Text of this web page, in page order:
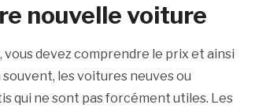
nouvelle voiture
devez comprendre le prix et ainsi
les voitures neuves ou
qui ne sont pas forcément utiles. Les